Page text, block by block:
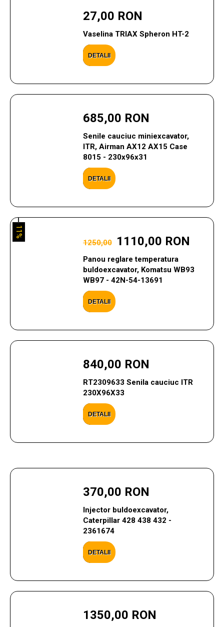
27,00 RON
Vaselina TRIAX Spheron HT-2
DETALII
685,00 RON
Senile cauciuc miniexcavator,
ITR, Airman AX12 AX15 Case
8015 - 230x96x31
DETALII
1250,00 1110,00 RON
Panou reglare temperatura
buldoexcavator, Komatsu WB93
WB97 - 42N-54-13691
DETALII
11%
840,00 RON
RT2309633 Senila cauciuc ITR
230X96X33
DETALII
370,00 RON
Injector buldoexcavator,
Caterpillar 428 438 432 -
2361674
DETALII
1350,00 RON